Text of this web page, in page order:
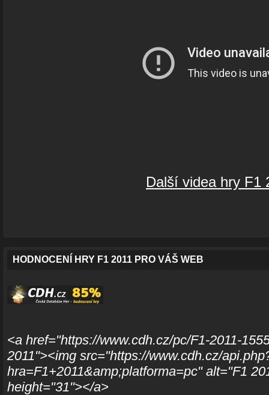
Další videa hry F1
HODNOCENÍ HRY F1 2011 PRO VÁŠ WEB
<a href="https://www.cdh.cz/pc/F1-2011-
2011"><img src="https://www.cdh.cz/
hra=F1+2011&amp;platforma=pc" alt="F1
height="31"></a>